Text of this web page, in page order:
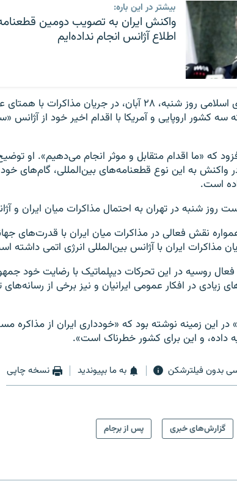
بیشتر در این باره:
واکنش ایران به تصویب دومین
اطلاع آژانس انجام نداده‌ایم
وزیر امور خارجه جمهوری اسلامی روز شنبه، ۲۸ آبان، در جریان
کشور اروپایی و آمریکا با اقدام اخیر خود از آژانس
که «ما اقدام متقابل و موثر انجام می‌دهیم». او
واکنش به این نوع قطعنامه‌های بین‌المللی، گام‌های خود
است.
روز شنبه در تهران به احتمال مذاکرات میان ایران و
نقش فعالی در مذاکرات میان ایران با قدرت‌های
مذاکرات ایران با آژانس بین‌المللی انرژی اتمی داشته
روسیه در این تحرکات دیپلماتیک با رضایت خود
زیادی در افکار عمومی ایرانیان و نیز برخی از رسانه‌های
در این زمینه نوشته بود که «خودداری ایران از مذاکره
داده، و این برای کشور خطرناک است».
بدون فیلترشکن به ما بپیوندید نسخه چاپی
گزارش‌های خبری پس از برجام